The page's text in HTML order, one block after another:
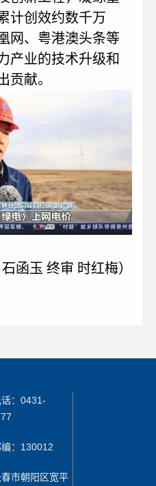
计创效约数千万
网、粤港澳头条等
产业的技术升级和
贡献。
函玉 终审 时红梅）
话：0431-
编：130012
市朝阳区宽平